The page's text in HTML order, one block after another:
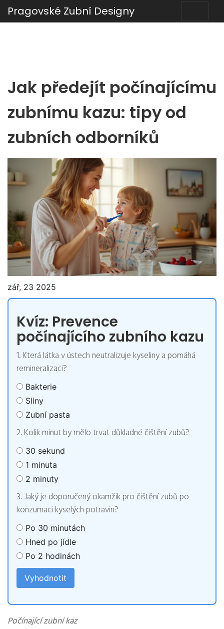
Pragovské Zubní Designy
Jak předejít počínajícímu
zubnímu kazu: tipy od
zubních odborníků
zář, 23 2025
Kvíz: Prevence
počínajícího zubního kazu
1. Která látka v ústech neutralizuje kyseliny a pomáhá
remineralizaci?
Bakterie
Sliny
Zubní pasta
2. Kolik minut by mělo trvat důkladné čištění zubů?
30 sekund
1 minuta
2 minuty
3. Jaký je doporučený okamžik pro čištění zubů po
konzumaci kyselých potravin?
Po 30 minutách
Hned po jídle
Po 2 hodinách
Vyhodnotit
Počínající zubní kaz